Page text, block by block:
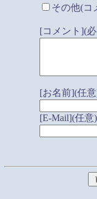
その他(コ
[コメント](
[お名前](任
[E-Mail](任意)